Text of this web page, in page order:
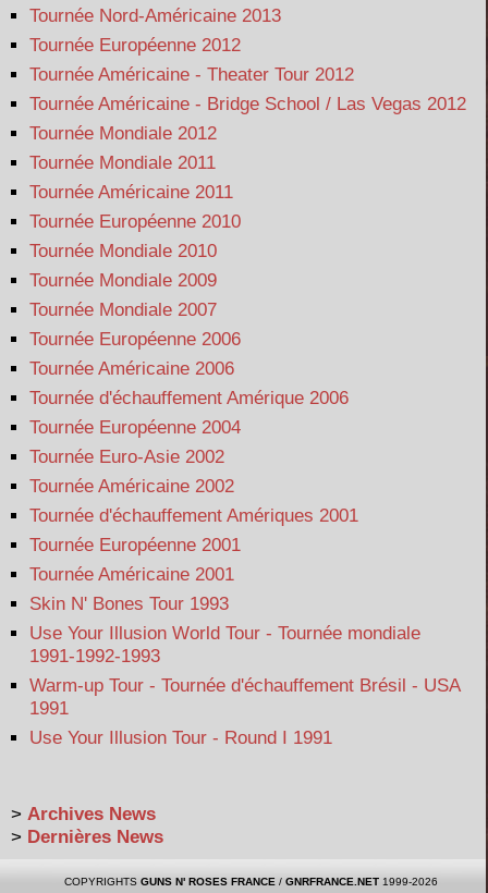
Tournée Nord-Américaine 2013
Tournée Européenne 2012
Tournée Américaine - Theater Tour 2012
Tournée Américaine - Bridge School / Las Vegas 2012
Tournée Mondiale 2012
Tournée Mondiale 2011
Tournée Américaine 2011
Tournée Européenne 2010
Tournée Mondiale 2010
Tournée Mondiale 2009
Tournée Mondiale 2007
Tournée Européenne 2006
Tournée Américaine 2006
Tournée d'échauffement Amérique 2006
Tournée Européenne 2004
Tournée Euro-Asie 2002
Tournée Américaine 2002
Tournée d'échauffement Amériques 2001
Tournée Européenne 2001
Tournée Américaine 2001
Skin N' Bones Tour 1993
Use Your Illusion World Tour - Tournée mondiale
1991-1992-1993
Warm-up Tour - Tournée d'échauffement Brésil - USA
1991
Use Your Illusion Tour - Round I 1991
> Archives News
> Dernières News
COPYRIGHTS GUNS N' ROSES FRANCE / GNRFRANCE.NET1999-2026